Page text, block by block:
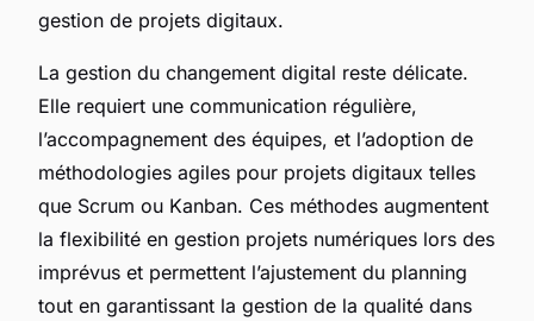
gestion de projets digitaux.
La gestion du changement digital reste délicate.
Elle requiert une communication régulière,
l’accompagnement des équipes, et l’adoption de
méthodologies agiles pour projets digitaux telles
que Scrum ou Kanban. Ces méthodes augmentent
la flexibilité en gestion projets numériques lors des
imprévus et permettent l’ajustement du planning
tout en garantissant la gestion de la qualité dans